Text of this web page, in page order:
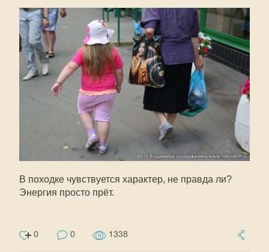
В походке чувствуется характер, не правда ли?
Энергия просто прёт.
0 0 1338